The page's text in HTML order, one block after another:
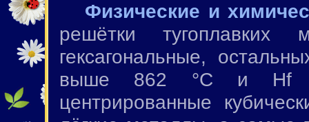
Физические и
решётки
гексагональные,
выше 862 °C и Hf
центрированные